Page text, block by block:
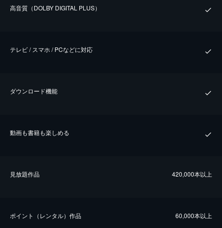
⾼⾳質（DOLBY DIGITAL PLUS）
テレビ / スマホ / PCなどに対応
ダウンロード機能
動画も書籍も楽しめる
⾒放題作品 420,000本以上
ポイント（レンタル）作品 60,000本以上